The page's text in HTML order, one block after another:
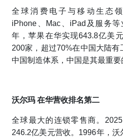
全球消费电子与移动生态
iPhone、Mac、iPad及服务
年，苹果在华实现643.8亿美
200家，超过70%在中国大陆有
中国制造体系，中国是其最重要
沃尔玛 在华营收排名第二
全球最大的连锁零售商。
246.2亿美元营收。1996年，